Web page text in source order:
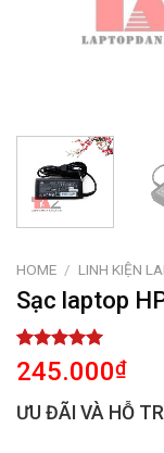
HOME / LINH KIỆN
Sạc laptop
Rated 5.00
out of 5
based on
2
customer
245.000₫
ƯU ĐÃI VÀ HỖ